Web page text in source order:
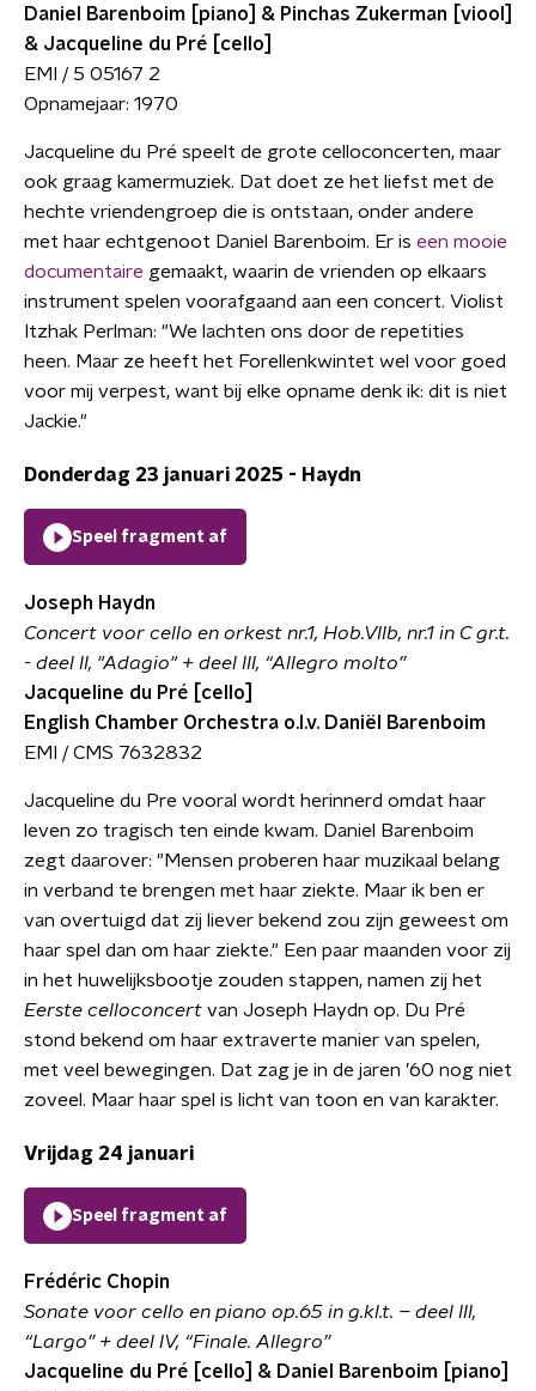
Daniel Barenboim [piano] & Pinchas Zukerman [viool]
& Jacqueline du Pré [cello]
EMI / 5 05167 2
Opnamejaar: 1970
Jacqueline du Pré speelt de grote celloconcerten, maar
ook graag kamermuziek. Dat doet ze het liefst met de
hechte vriendengroep die is ontstaan, onder andere
met haar echtgenoot Daniel Barenboim. Er is een mooie
documentaire gemaakt, waarin de vrienden op elkaars
instrument spelen voorafgaand aan een concert. Violist
Itzhak Perlman: "We lachten ons door de repetities
heen. Maar ze heeft het Forellenkwintet wel voor goed
voor mij verpest, want bij elke opname denk ik: dit is niet
Jackie."
Donderdag 23 januari 2025 - Haydn
Speel fragment af
Joseph Haydn
Concert voor cello en orkest nr.1, Hob.VIIb, nr.1 in C gr.t.
- deel II, "Adagio" + deel III, “Allegro molto”
Jacqueline du Pré [cello]
English Chamber Orchestra o.l.v. Daniël Barenboim
EMI / CMS 7632832
Jacqueline du Pre vooral wordt herinnerd omdat haar
leven zo tragisch ten einde kwam. Daniel Barenboim
zegt daarover: "Mensen proberen haar muzikaal belang
in verband te brengen met haar ziekte. Maar ik ben er
van overtuigd dat zij liever bekend zou zijn geweest om
haar spel dan om haar ziekte." Een paar maanden voor zij
in het huwelijksbootje zouden stappen, namen zij het
Eerste celloconcert van Joseph Haydn op. Du Pré
stond bekend om haar extraverte manier van spelen,
met veel bewegingen. Dat zag je in de jaren ’60 nog niet
zoveel. Maar haar spel is licht van toon en van karakter.
Vrijdag 24 januari
Speel fragment af
Frédéric Chopin
Sonate voor cello en piano op.65 in g.kl.t. – deel III,
“Largo” + deel IV, “Finale. Allegro”
Jacqueline du Pré [cello] & Daniel Barenboim [piano]